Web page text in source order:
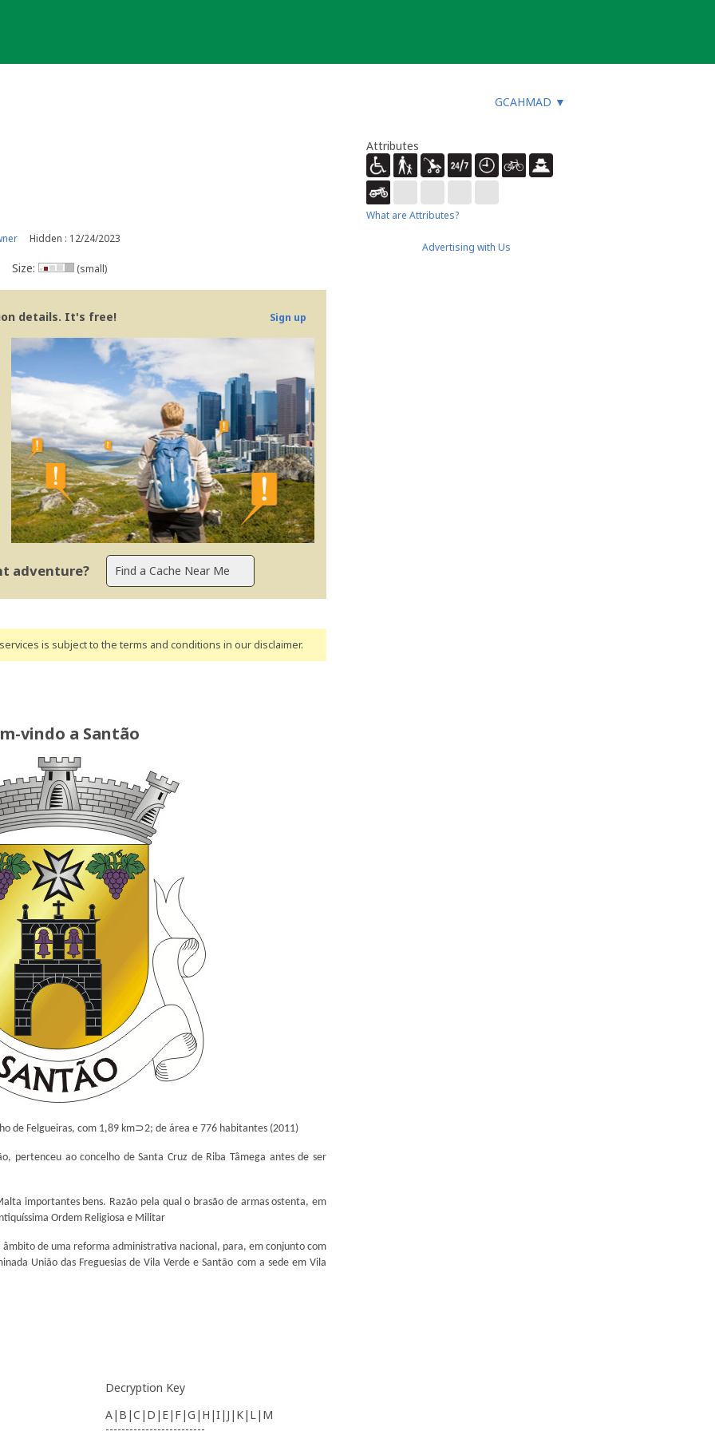
GCAHMAD ▼
Hidden : 12/24/2023
Size: (small)
details. It's free! Sign up
adventure?
is subject to the terms and conditions in our disclaimer.
vindo a Santão
de Felgueiras, com 1,89 km⊃2; de área e 776 habitantes (2011)
pertenceu ao concelho de Santa Cruz de Riba Tâmega antes de ser
importantes bens. Razão pela qual o brasão de armas ostenta, em
Ordem Religiosa e Militar
de uma reforma administrativa nacional, para, em conjunto com
União das Freguesias de Vila Verde e Santão com a sede em Vila
Decryption Key
A|B|C|D|E|F|G|H|I|J|K|L|M
Attributes
What are Attributes?
Advertising with Us